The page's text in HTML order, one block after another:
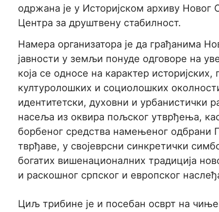
одржана је у Историјском архиву Новог
Центра за друштвену стабилност.
Намера организатора је да грађанима
јавности у земљи понуде одговоре на
која се односе на карактер историјских,
културолошких и социолошких
идентитетски, духовни и урбанистички
насеља из оквира пољског утврђења,
борбеног средства намењеног одбрани
тврђаве, у својеврсни синкретички
богатих вишенационалних традиција
и раскошног српског и европског
Циљ трибине је и посебан осврт на